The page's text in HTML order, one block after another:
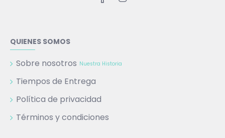
QUIENES SOMOS
Sobre nosotros Nuestra Historia
Tiempos de Entrega
Política de privacidad
Términos y condiciones